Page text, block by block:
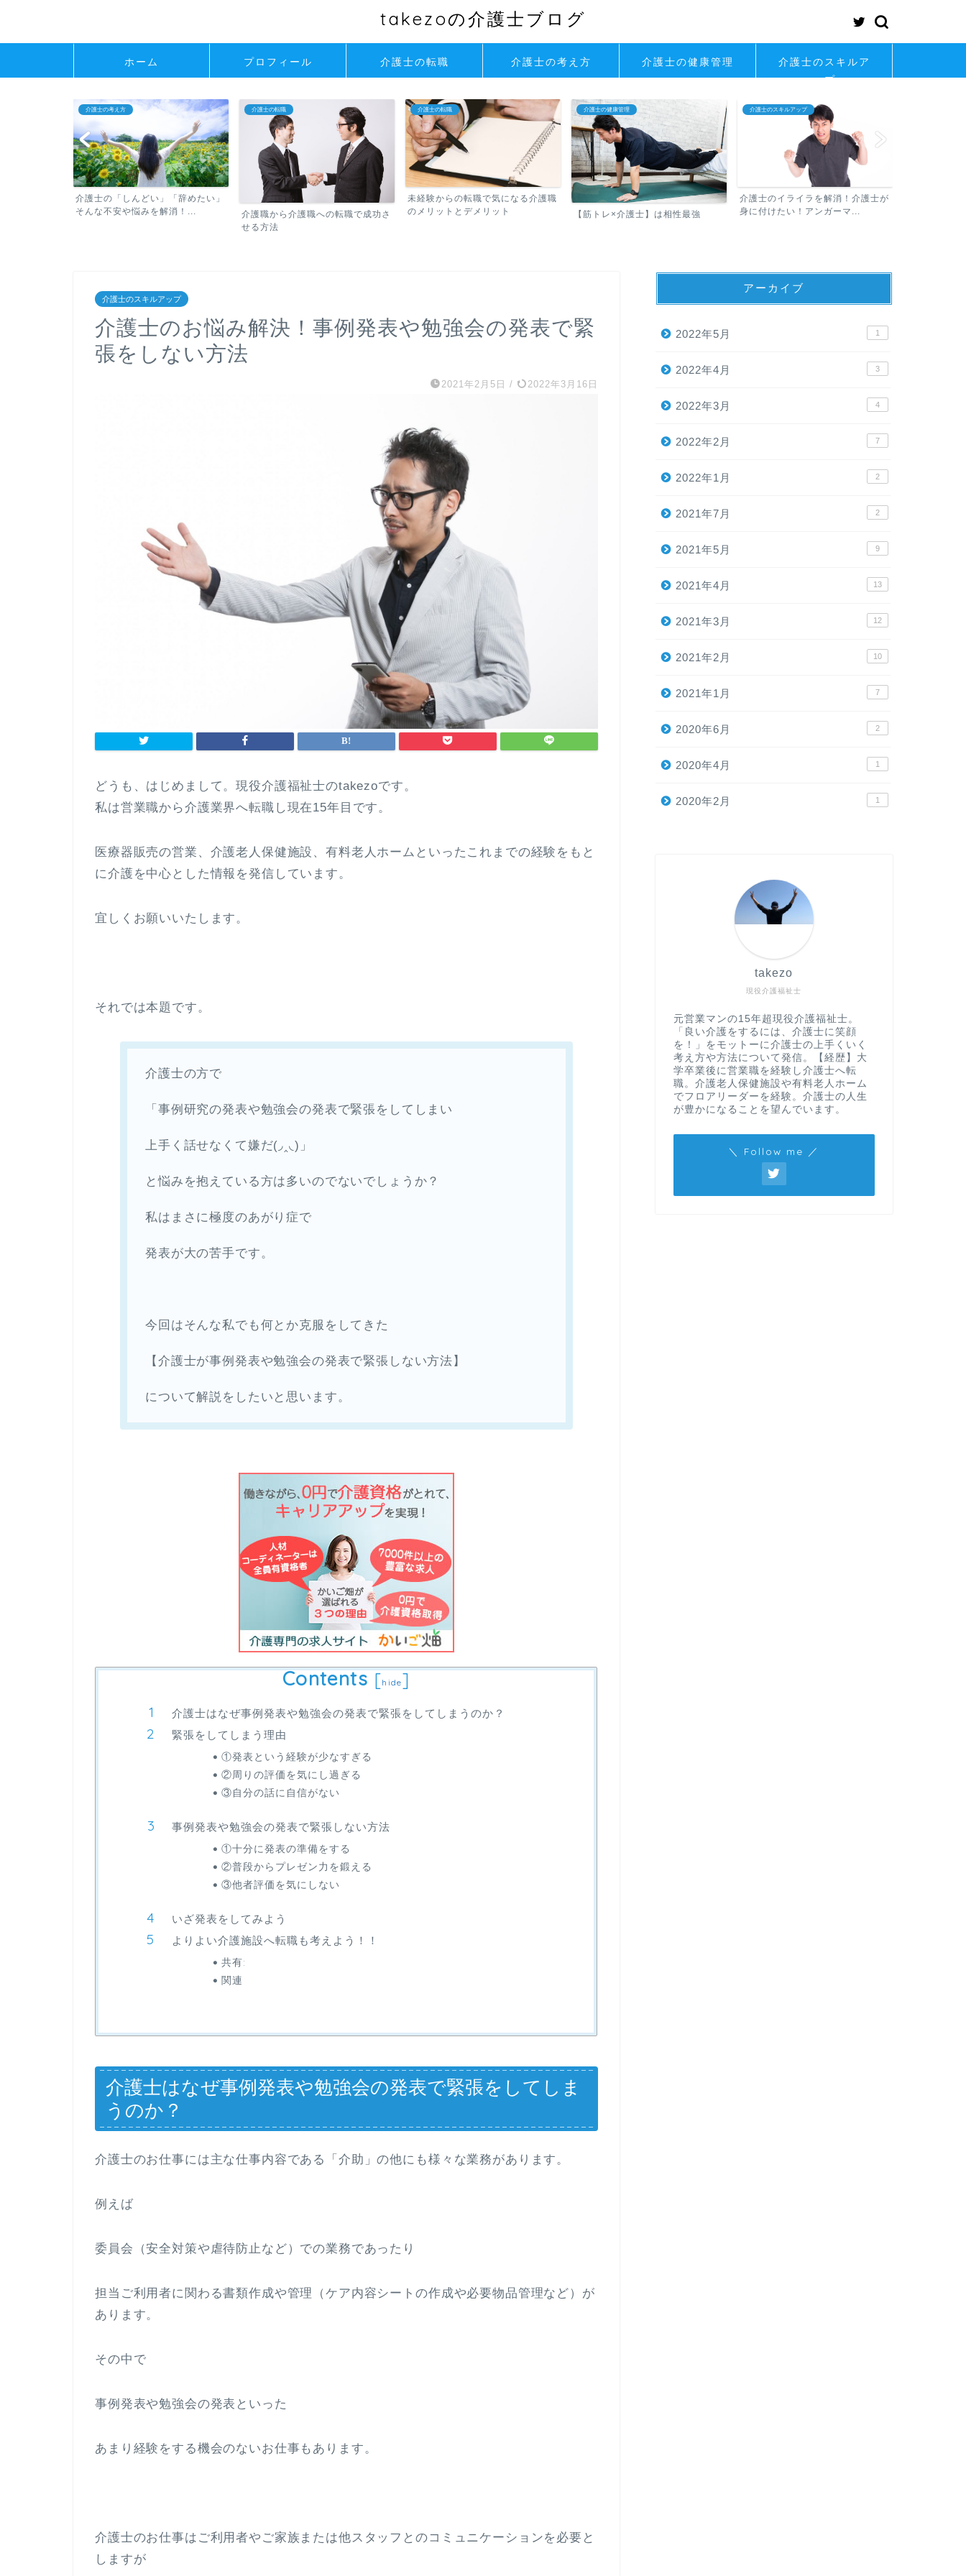
takezoの介護士ブログ
ホーム プロフィール 介護士の転職 介護士の考え方 介護士の健康管理
介護士のスキルア
ップ
介護士の転職
介護職から介護職への転職で成功さ
介護士の転職
未経験からの転職で気になる介護職
のメリットとデメリット
介護士の健康管理
【筋トレ×介護士】は相性最強
介護士のスキルアップ
介護士のイライラを解消！介護士が
身に付けたい！アンガーマ...
介護士の転職
介護士が知っておくべき転職の常識
介護士のスキルアップ
介護士のお悩み解決！事例発表や勉強会の発表で緊
張をしない方法
2021年2月5日 / 2022年3月16日
どうも、はじめまして。現役介護福祉士のtakezoです。
私は営業職から介護業界へ転職し現在15年目です。
医療器販売の営業、介護老人保健施設、有料老人ホームといったこれまでの経験をもと
に介護を中心とした情報を発信しています。
宜しくお願いいたします。
それでは本題です。
介護士の方で
「事例研究の発表や勉強会の発表で緊張をしてしまい
上手く話せなくて嫌だ(◞‸◟)」
と悩みを抱えている方は多いのでないでしょうか？
私はまさに極度のあがり症で
発表が大の苦手です。
今回はそんな私でも何とか克服をしてきた
【介護士が事例発表や勉強会の発表で緊張しない方法】
について解説をしたいと思います。
Contents [hide]
介護士はなぜ事例発表や勉強会の発表で緊張をしてしまうのか？
緊張をしてしまう理由
①発表という経験が少なすぎる
②周りの評価を気にし過ぎる
③自分の話に自信がない
事例発表や勉強会の発表で緊張しない方法
①十分に発表の準備をする
②普段からプレゼン力を鍛える
③他者評価を気にしない
いざ発表をしてみよう
よりよい介護施設へ転職も考えよう！！
共有:
関連
介護士はなぜ事例発表や勉強会の発表で緊張をしてしま
うのか？
介護士のお仕事には主な仕事内容である「介助」の他にも様々な業務があります。
例えば
委員会（安全対策や虐待防止など）での業務であったり
担当ご利用者に関わる書類作成や管理（ケア内容シートの作成や必要物品管理など）が
あります。
その中で
事例発表や勉強会の発表といった
あまり経験をする機会のないお仕事もあります。
介護士のお仕事はご利用者やご家族または他スタッフとのコミュニケーションを必要と
しますが
アーカイブ
2022年5月 1
2022年4月 3
2022年3月 4
2022年2月 7
2022年1月 2
2021年7月 2
2021年5月 9
2021年4月 13
2021年3月 12
2021年2月 10
2021年1月 7
2020年6月 2
2020年4月 1
2020年2月 1
現役介護福祉士
takezo
元営業マンの15年超現役介護福祉士。
「良い介護をするには、介護士に笑顔
を！」をモットーに介護士の上手くいく
考え方や方法について発信。【経歴】大
学卒業後に営業職を経験し介護士へ転
職。介護老人保健施設や有料老人ホーム
でフロアリーダーを経験。介護士の人生
が豊かになることを望んでいます。
＼ Follow me ／